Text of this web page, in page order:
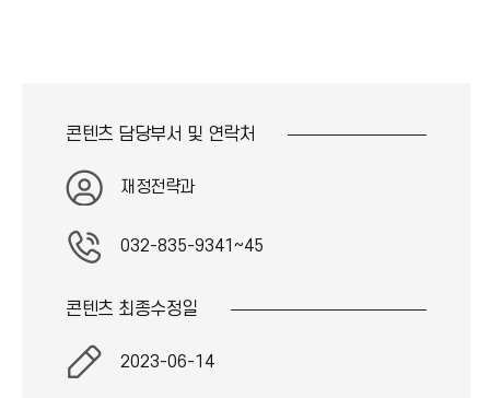
콘텐츠 담당부서 및 연락처
재정전략과
032-835-9341~45
콘텐츠 최종수정일
2023-06-14